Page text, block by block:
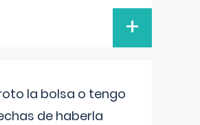
+
la bolsa o tengo
de haberla